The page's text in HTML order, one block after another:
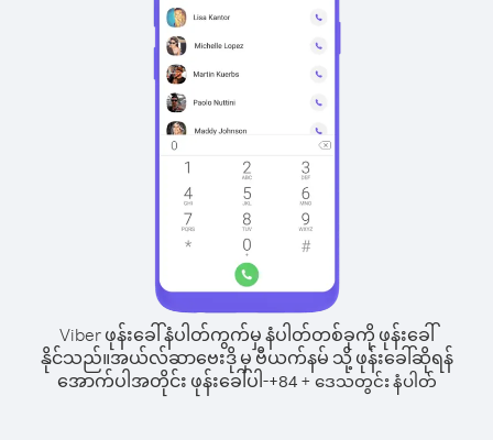
Viber ဖုန်းခေါ်နံပါတ်ကွက်မှ နံပါတ်တစ်ခုကို ဖုန်းခေါ်
နိုင်သည်။အယ်လ်ဆာဗေးဒို မှ ဗီယက်နမ် သို့ ဖုန်းခေါ်ဆိုရန်
အောက်ပါအတိုင်း ဖုန်းခေါ်ပါ-+84+ ဒေသတွင်း နံပါတ်